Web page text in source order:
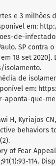
e 3 milhões
em:
de-
SP contra
18 set 2020].
isolamento.
de
em:
aponta-que-
H, Kyriajos
behaviors
of Fear
114.